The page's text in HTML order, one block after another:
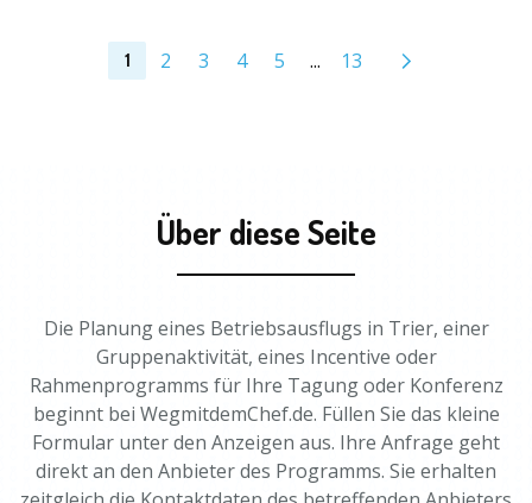
1 2 3 4 5 ... 13
Über diese Seite
Die Planung eines Betriebsausflugs in Trier, einer
Gruppenaktivität, eines Incentive oder
Rahmenprogramms für Ihre Tagung oder Konferenz
beginnt bei WegmitdemChef.de. Füllen Sie das kleine
Formular unter den Anzeigen aus. Ihre Anfrage geht
direkt an den Anbieter des Programms. Sie erhalten